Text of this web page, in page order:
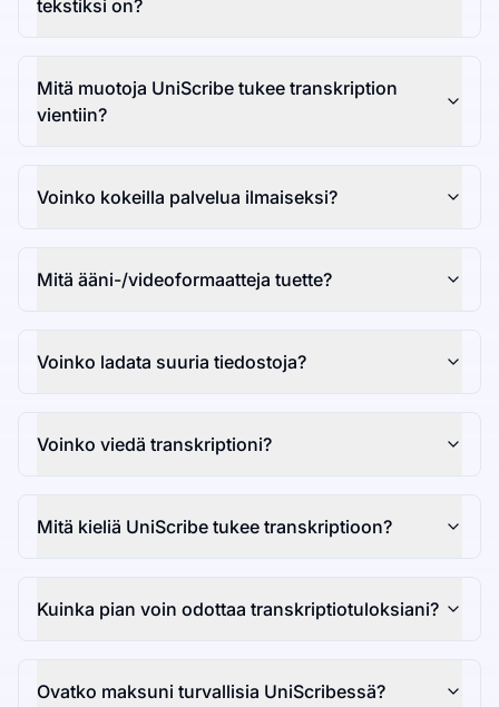
tekstiksi on?
Mitä muotoja UniScribe tukee transkription
vientiin?
Voinko kokeilla palvelua ilmaiseksi?
Mitä ääni-/videoformaatteja tuette?
Voinko ladata suuria tiedostoja?
Voinko viedä transkriptioni?
Mitä kieliä UniScribe tukee transkriptioon?
Kuinka pian voin odottaa transkriptiotuloksiani?
Ovatko maksuni turvallisia UniScribessä?